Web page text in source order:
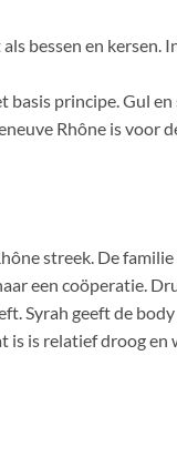
bessen en kersen.
basis principe. Gul
Rhône is voor
streek. De familie
een coöperatie.
Syrah geeft de
is is relatief droog en